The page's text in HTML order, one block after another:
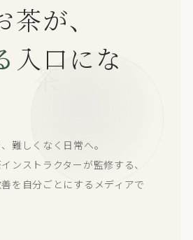
が、
入口にな
難しくなく日常へ。
ンストラクターが監修する、
を自分ごとにするメディアで